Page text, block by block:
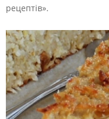
рецептів».